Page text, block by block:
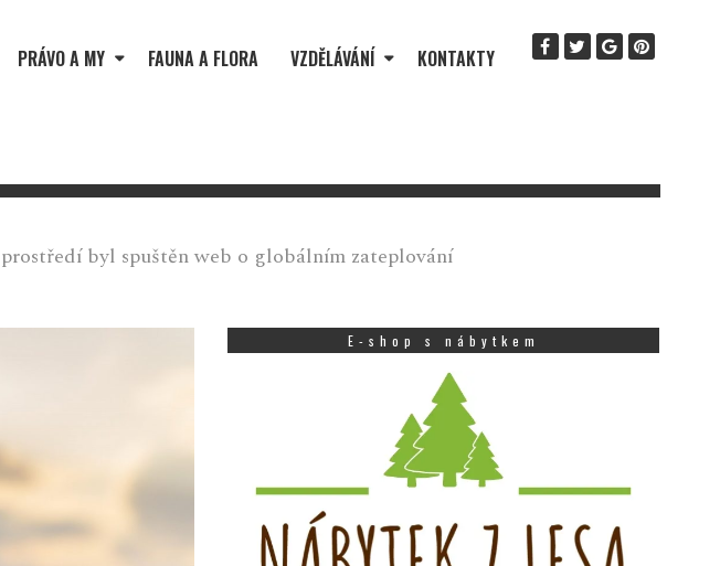
PRÁVO A MY FAUNA A FLORA VZDĚLÁVÁNÍ KONTAKTY
byl spuštěn web o globálním zateplování
E-shop s nábytkem